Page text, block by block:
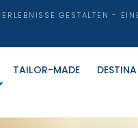
GESTALTEN -
TAILOR-MADE